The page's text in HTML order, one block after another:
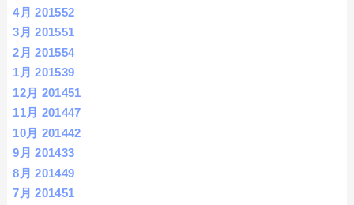
4月 201552
3月 201551
2月 201554
1月 201539
12月 201451
11月 201447
10月 201442
9月 201433
8月 201449
7月 201451